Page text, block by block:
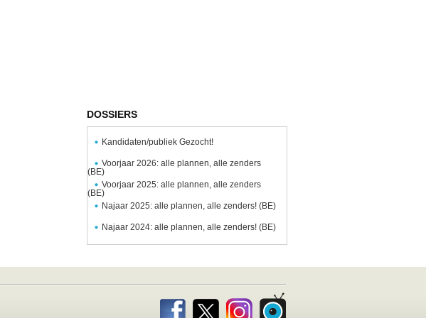
DOSSIERS
Kandidaten/publiek Gezocht!
Voorjaar 2026: alle plannen, alle zenders
(BE)
Voorjaar 2025: alle plannen, alle zenders
(BE)
Najaar 2025: alle plannen, alle zenders! (BE)
Najaar 2024: alle plannen, alle zenders! (BE)